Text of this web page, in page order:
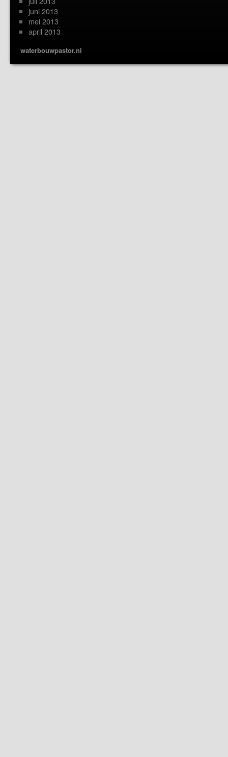
juni 2013
mei 2013
april 2013
waterbouwpastor.nl